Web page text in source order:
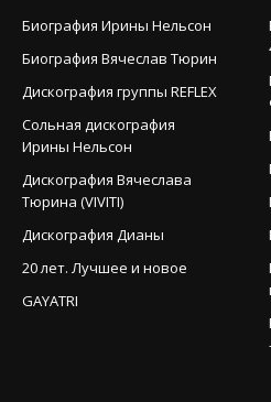
Биография Ирины Нельсон
Биография Вячеслав Тюрин
Дискография группы REFLEX
Сольная дискография
Ирины Нельсон
Дискография Вячеслава
Тюрина (VIVITI)
Дискография Дианы
20 лет. Лучшее и новое
GAYATRI